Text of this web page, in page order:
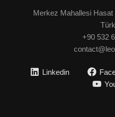
Merkez Mahallesi
+90 532
Linkedin